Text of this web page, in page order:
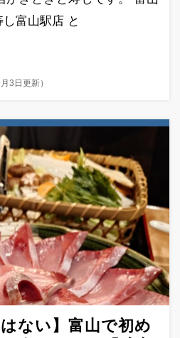
富山駅店 と
3日更新）
ない】富山で初め